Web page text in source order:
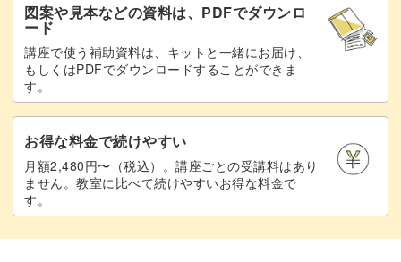
異国情緒ただようデザインは、人とはちょっと違うアート
を求める方にもぴったり！
サロンワークのひとつにぜひ取り入れてみてください。
図案や見本などの資料は、PDFでダウンロ
ード
講座で使う補助資料は、キットと一緒にお届け、
もしくはPDFでダウンロードすることができま
す。
お得な料金で続けやすい
月額2,480円〜（税込）。講座ごとの受講料はあり
ません。教室に比べて続けやすいお得な料金で
す。